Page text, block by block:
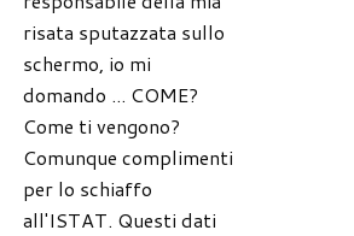
risata sputazzata sullo
schermo, io mi
domando ... COME?
Come ti vengono?
Comunque complimenti
per lo schiaffo
all'ISTAT. Questi dati